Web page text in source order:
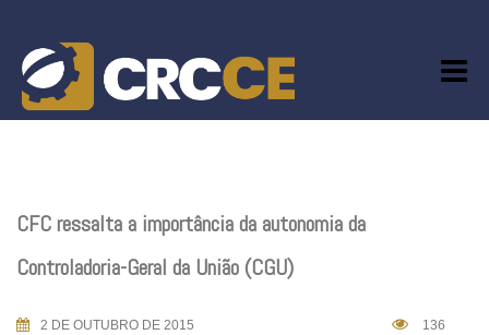
content
CFC ressalta a importância da autonomia da
Controladoria-Geral da União (CGU)
2 DE OUTUBRO DE 2015 136